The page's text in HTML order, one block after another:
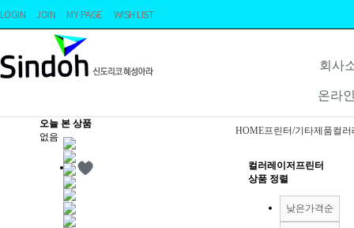
LOGIN JOIN MY PAGE WISH LIST
회사
온라
오늘 본 상품
없음
HOME프린터/기타제품컬
컬러레이저프린터
상품 정렬
낮은가격순